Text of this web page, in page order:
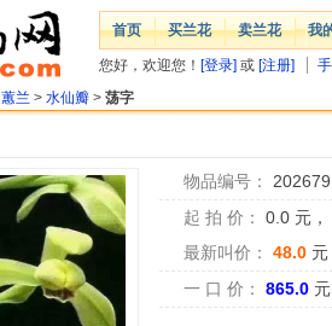
首页 买兰花 卖兰花 我
您好，欢迎您！ [登录] 或 [注册]
蕙兰 > 水仙瓣 > 荡字
物品编号：
起 拍 价：
0.0 元，
最新叫价：
48.0 元
一 口 价：
865.0 元